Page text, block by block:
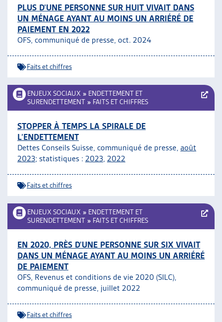
AUTRES
ARTIAS
L’ASSOCIATION
PROJETS ET ACTIVITÉS
JOURNÉES D’AUTOMNE
PLUS D’UNE PERSONNE SUR HUIT VIVAIT DANS
UN MÉNAGE AYANT AU MOINS UN ARRIÉRÉ DE
PAIEMENT EN 2022
OFS, communiqué de presse, oct. 2024
Faits et chiffres
ENJEUX SOCIAUX » ENDETTEMENT ET
SURENDETTEMENT » FAITS ET CHIFFRES
STOPPER À TEMPS LA SPIRALE DE
L’ENDETTEMENT
Dettes Conseils Suisse, communiqué de presse, août
2023; statistiques : 2023, 2022
Faits et chiffres
ENJEUX SOCIAUX » ENDETTEMENT ET
SURENDETTEMENT » FAITS ET CHIFFRES
EN 2020, PRÈS D’UNE PERSONNE SUR SIX VIVAIT
DANS UN MÉNAGE AYANT AU MOINS UN ARRIÉRÉ
DE PAIEMENT
OFS, Revenus et conditions de vie 2020 (SILC),
communiqué de presse, juillet 2022
Faits et chiffres